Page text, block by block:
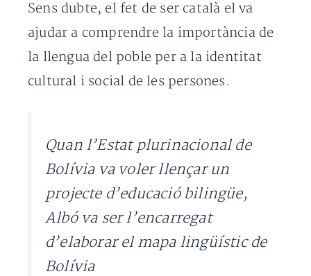
Sens dubte, el fet de ser català el va
ajudar a comprendre la importància de
la llengua del poble per a la identitat
cultural i social de les persones.
Quan l’Estat plurinacional de
Bolívia va voler llençar un
projecte d’educació bilingüe,
Albó va ser l’encarregat
d’elaborar el mapa lingüístic de
Bolívia